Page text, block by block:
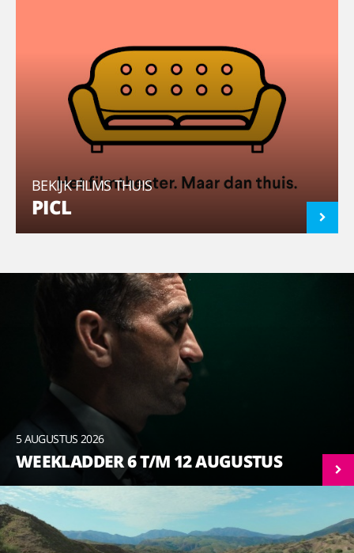
BEKIJK FILMS THUIS
PICL
5 AUGUSTUS 2026
WEEKLADDER 6 T/M 12 AUGUSTUS